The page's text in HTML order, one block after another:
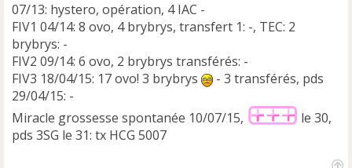
07/13: hystero, opération, 4 IAC -
FIV1 04/14: 8 ovo, 4 brybrys, transfert 1: -, TEC: 2
brybrys: -
FIV2 09/14: 6 ovo, 2 brybrys transférés: -
FIV3 18/04/15: 17 ovo! 3 brybrys
- 3 transférés, pds
29/04/15: -
Miracle grossesse spontanée 10/07/15,
le 30,
pds 3SG le 31: tx HCG 5007